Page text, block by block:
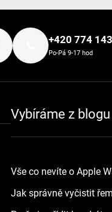
+420 774
Po-Pá 9-17 hod
Vybíráme z blogu
Vše co nevíte o Apple
Jak správně vyčistit